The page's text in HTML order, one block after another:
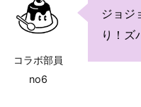
コラボ部員
no6
ジョジ
り！ズ